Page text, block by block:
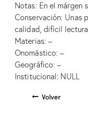
Notas: En el márgen
Conservación: Unas
calidad, difícil
Materias: –
Onomástico: –
Geográfico: –
Institucional: NULL
Volver